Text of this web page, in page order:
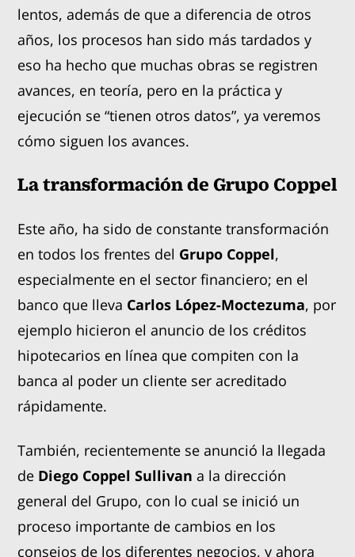
lentos, además de que a diferencia de otros
años, los procesos han sido más tardados y
eso ha hecho que muchas obras se registren
avances, en teoría, pero en la práctica y
ejecución se “tienen otros datos”, ya veremos
cómo siguen los avances.
La transformación de Grupo Coppel
Este año, ha sido de constante transformación
en todos los frentes del Grupo Coppel,
especialmente en el sector financiero; en el
banco que lleva Carlos López-Moctezuma, por
ejemplo hicieron el anuncio de los créditos
hipotecarios en línea que compiten con la
banca al poder un cliente ser acreditado
rápidamente.
También, recientemente se anunció la llegada
de Diego Coppel Sullivana la dirección
general del Grupo, con lo cual se inició un
proceso importante de cambios en los
consejos de los diferentes negocios, y ahora